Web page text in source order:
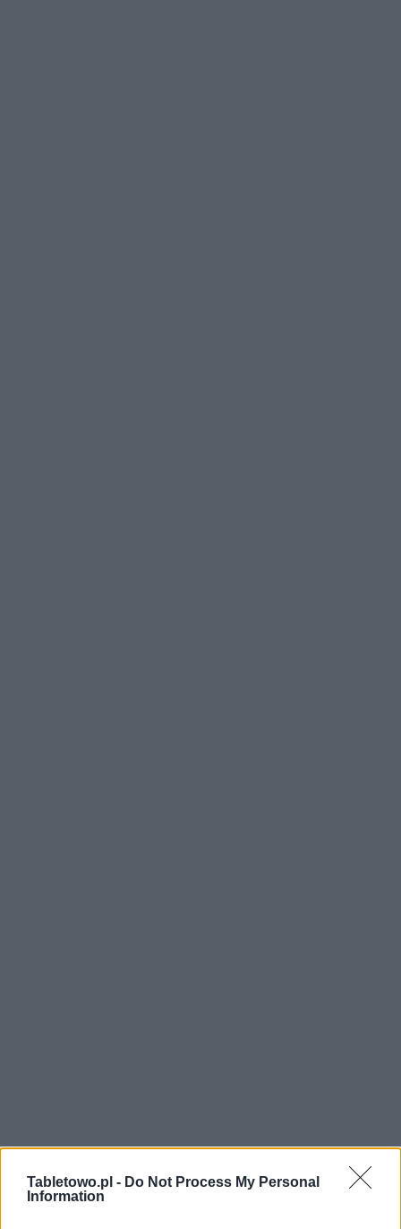
Tabletowo.pl - Do Not Process My Personal
Information